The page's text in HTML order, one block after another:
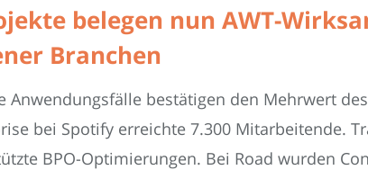
belegen nun AWT-
Branchen
Anwendungsfälle bestätigen den Mehrwert
bei Spotify erreichte 7.300 Mitarbeitende.
BPO-Optimierungen. Bei Road wurden